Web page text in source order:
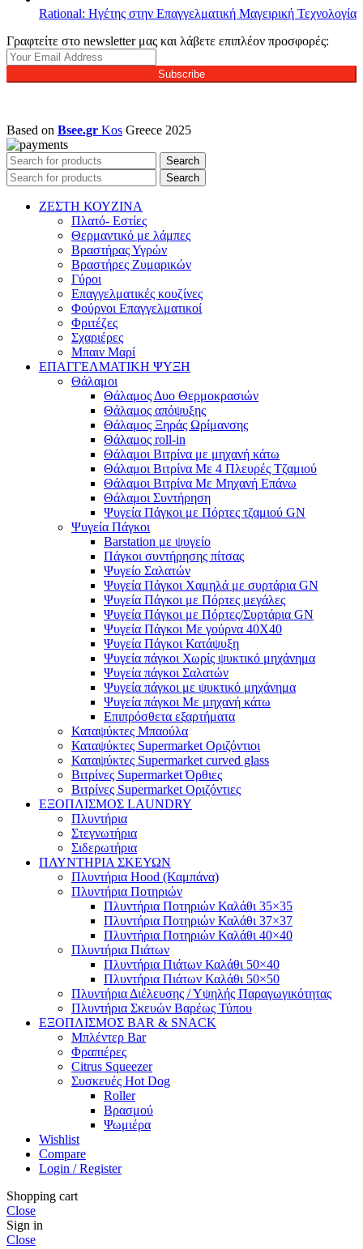
Rational: Ηγέτης στην Επαγγελματική Μαγειρική Τεχνολογία
Γραφτείτε στο newsletter μας και λάβετε επιπλέον προσφορές:
Subscribe
Based on Bsee.gr Kos Greece 2025
Search
Search
ΖΕΣΤΗ ΚΟΥΖΙΝΑ
Πλατό- Εστίες
Θερμαντικό με λάμπες
Βραστήρας Υγρών
Βραστήρες Ζυμαρικών
Γύροι
Επαγγελματικές κουζίνες
Φούρνοι Επαγγελματικοί
Φριτέζες
Σχαριέρες
Μπαιν Μαρί
ΕΠΑΓΓΕΛΜΑΤΙΚΗ ΨΥΞΗ
Θάλαμοι
Θάλαμος Δυο Θερμοκρασιών
Θάλαμος απόψυξης
Θάλαμος Ξηράς Ωρίμανσης
Θάλαμος roll-in
Θάλαμοι Βιτρίνα με μηχανή κάτω
Θάλαμοι Βιτρίνα Με 4 Πλευρές Τζαμιού
Θάλαμοι Βιτρίνα Με Μηχανή Επάνω
Θάλαμοι Συντήρηση
Ψυγεία Πάγκοι με Πόρτες τζαμιού GN
Ψυγεία Πάγκοι
Barstation με ψυγείο
Πάγκοι συντήρησης πίτσας
Ψυγείο Σαλατών
Ψυγεία Πάγκοι Χαμηλά με συρτάρια GN
Ψυγεία Πάγκοι με Πόρτες μεγάλες
Ψυγεία Πάγκοι με Πόρτες/Συρτάρια GN
Ψυγεία Πάγκοι Με γούρνα 40Χ40
Ψυγεία Πάγκοι Κατάψυξη
Ψυγεία πάγκοι Χωρίς ψυκτικό μηχάνημα
Ψυγεία πάγκοι Σαλατών
Ψυγεία πάγκοι με ψυκτικό μηχάνημα
Ψυγεία πάγκοι Με μηχανή κάτω
Επιπρόσθετα εξαρτήματα
Καταψύκτες Μπαούλα
Καταψύκτες Supermarket Οριζόντιοι
Καταψύκτες Supermarket curved glass
Βιτρίνες Supermarket Όρθιες
Βιτρίνες Supermarket Οριζόντιες
ΕΞΟΠΛΙΣΜΟΣ LAUNDRY
Πλυντήρια
Στεγνωτήρια
Σιδερωτήρια
ΠΛΥΝΤΗΡΙΑ ΣΚΕΥΩΝ
Πλυντήρια Hood (Καμπάνα)
Πλυντήρια Ποτηριών
Πλυντήρια Ποτηριών Καλάθι 35×35
Πλυντήρια Ποτηριών Καλάθι 37×37
Πλυντήρια Ποτηριών Καλάθι 40×40
Πλυντήρια Πιάτων
Πλυντήρια Πιάτων Καλάθι 50×40
Πλυντήρια Πιάτων Καλάθι 50×50
Πλυντήρια Διέλευσης / Υψηλής Παραγωγικότητας
Πλυντήρια Σκευών Βαρέως Τύπου
ΕΞΟΠΛΙΣΜΟΣ BAR & SNACK
Μπλέντερ Bar
Φραπιέρες
Citrus Squeezer
Συσκευές Hot Dog
Roller
Βρασμού
Ψωμιέρα
Wishlist
Compare
Login / Register
Shopping cart
Close
Sign in
Close